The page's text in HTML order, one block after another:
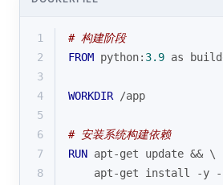
1
# 构建阶段
2
FROM python: 3.9 as
3
4
WORKDIR /app
5
6
# 安装系统构建依赖
7
RUN apt-get update && \
8
apt-get install -y